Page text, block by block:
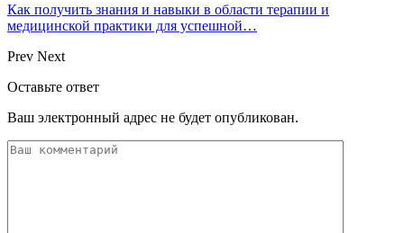
Как получить знания и навыки в области терапии и
медицинской практики для успешной…
Prev Next
Оставьте ответ
Ваш электронный адрес не будет опубликован.